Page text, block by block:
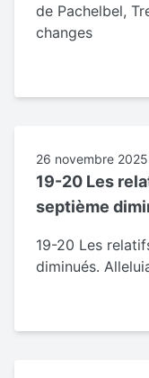
de Pachelbel,
changes
26 novembre 2025
19-20 Les
septième
19-20 Les
diminués.